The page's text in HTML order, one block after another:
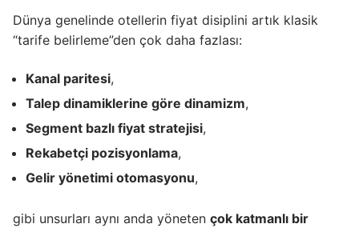
Dünya genelinde otellerin fiyat disiplini artık klasik
“tarife belirleme”den çok daha fazlası:
Kanal paritesi,
Talep dinamiklerine göre dinamizm,
Segment bazlı fiyat stratejisi,
Rekabetçi pozisyonlama,
Gelir yönetimi otomasyonu,
gibi unsurları aynı anda yöneten çok katmanlı bir